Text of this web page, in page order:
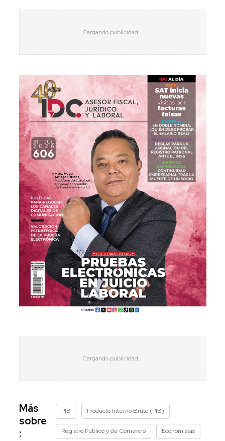
Más
sobre
:
PIB Producto Interno Bruto (PIB)
Registro Público y de Comercio Economistas